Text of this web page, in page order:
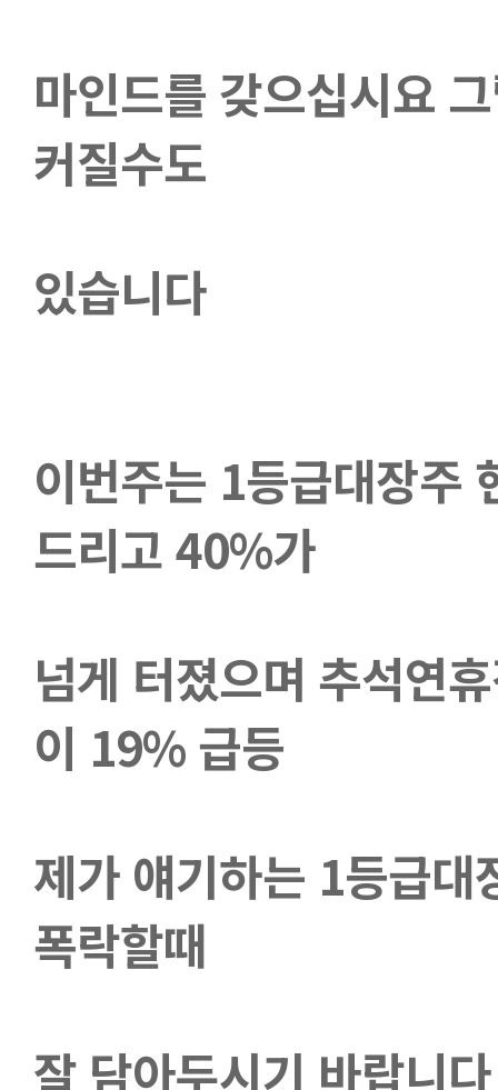
마인드를 갖으십시요
커질수도
있습니다
이번주는 1등급대장주
드리고 40%가
넘게 터졌으며 추석연
이 19% 급등
제가 얘기하는 1등급
폭락할때
잘 담아두시기 바랍니다